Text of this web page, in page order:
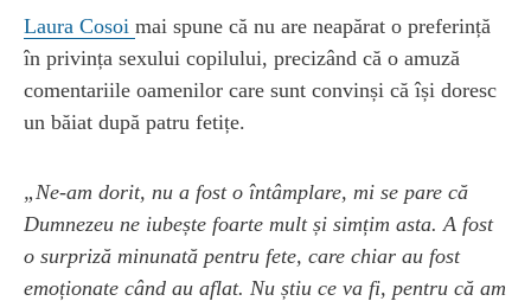
Laura Cosoi mai spune că nu are neapărat o preferință
în privința sexului copilului, precizând că o amuză
comentariile oamenilor care sunt convinși că își doresc
un băiat după patru fetițe.
„Ne-am dorit, nu a fost o întâmplare, mi se pare că
Dumnezeu ne iubește foarte mult și simțim asta. A fost
o surpriză minunată pentru fete, care chiar au fost
emoționate când au aflat. Nu știu ce va fi, pentru că am